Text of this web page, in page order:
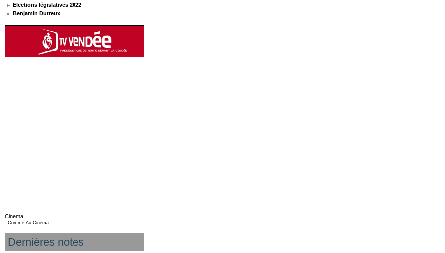
Elections législatives 2022
Benjamin Dutreux
Cinema
Comme Au Cinema
Dernières notes